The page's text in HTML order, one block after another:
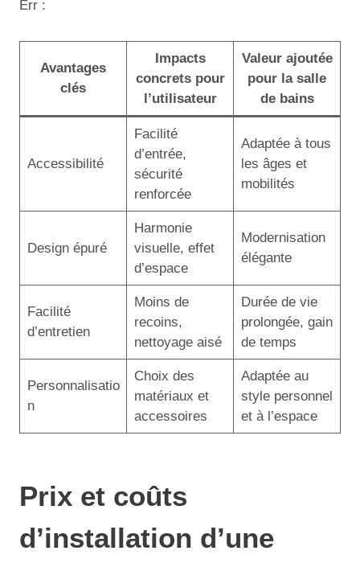
Err :
Avantages
clés
Impacts
concrets pour
l’utilisateur
Valeur ajoutée
pour la salle
de bains
Accessibilité
Facilité
d’entrée,
sécurité
renforcée
Adaptée à tous
les âges et
mobilités
Design épuré
Harmonie
visuelle, effet
d’espace
Modernisation
élégante
Facilité
d’entretien
Moins de
recoins,
nettoyage aisé
Durée de vie
prolongée, gain
de temps
Personnalisatio
n
Choix des
matériaux et
accessoires
Adaptée au
style personnel
et à l’espace
Prix et coûts
d’installation d’une